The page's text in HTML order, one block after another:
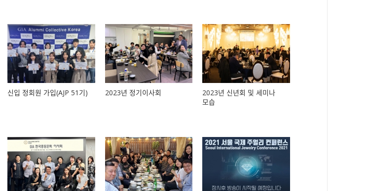
신입 정회원 가입(AJP 51기) 2023년 정기이사회
2023년 신년회 및 세미나
모습